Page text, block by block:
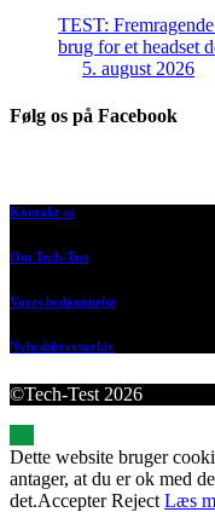
TEST:
brug for et headset
5. august 2026
Følg os på Facebook
Kontakt os
Om Tech-Test
Vores bedømmelse
Nyhedsbrevsarkiv
©Tech-Test 2026
Dette website bruger
antager, at du er ok med
det.Accepter Reject Læs